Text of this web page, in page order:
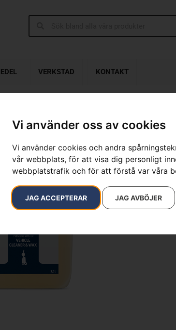
Vi använder oss av cookies
Vi använder cookies och andra
vår webbplats, för att visa dig personligt
webbplatstrafik och för att förstå var våra
JAG ACCEPTERAR JAG AVBÖJER
VERKSTAD KONTAKT